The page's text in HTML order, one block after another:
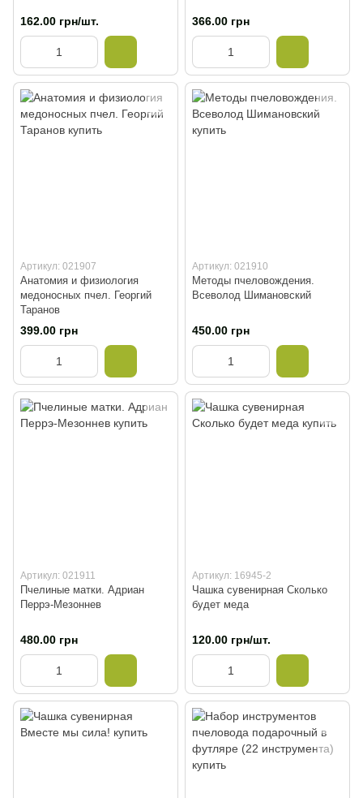
162.00 грн/шт. 366.00 грн
Артикул: 021907
Анатомия и физиология
медоносных пчел. Георгий
Таранов
399.00 грн
Артикул: 021910
Методы пчеловождения.
Всеволод Шимановский
450.00 грн
Артикул: 021911
Пчелиные матки. Адриан
Перрэ-Мезоннев
480.00 грн
Артикул: 16945-2
Чашка сувенирная Сколько
будет меда
120.00 грн/шт.